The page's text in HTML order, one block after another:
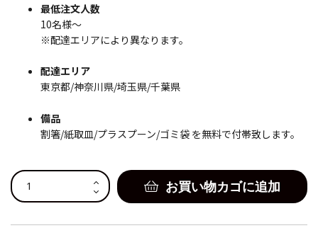
最低注文人数
10名様～
※配達エリアにより異なります。
配達エリア
東京都/神奈川県/埼玉県/千葉県
備品
割箸/紙取皿/プラスプーン/ゴミ袋 を無料で付帯致します。
リ
ッ
ク
お買い物カゴに追加